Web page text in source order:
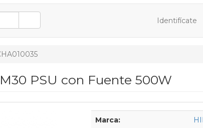
Identifícate
PSU con Fuente 500W
Marca: